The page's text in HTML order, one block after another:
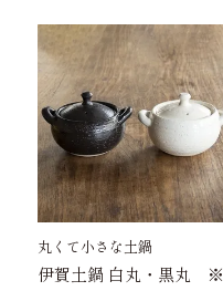
丸くて小さな土鍋
伊賀土鍋 白丸・黒丸 ※